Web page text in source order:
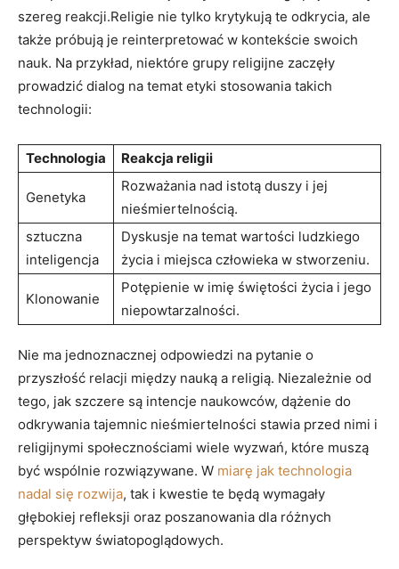
szereg reakcji.Religie nie tylko krytykują te odkrycia, ale
także próbują je reinterpretować w kontekście swoich
nauk. Na przykład, niektóre grupy religijne zaczęły
prowadzić dialog na temat etyki stosowania takich
technologii:
Technologia Reakcja religii
Genetyka
Rozważania nad istotą duszy i jej
nieśmiertelnością.
sztuczna
inteligencja
Dyskusje na temat wartości ludzkiego
życia i miejsca człowieka w stworzeniu.
Klonowanie
Potępienie w imię świętości życia i jego
niepowtarzalności.
Nie ma jednoznacznej odpowiedzi na pytanie o
przyszłość relacji między nauką a religią. Niezależnie od
tego, jak szczere są intencje naukowców, dążenie do
odkrywania tajemnic nieśmiertelności stawia przed nimi i
religijnymi społecznościami wiele wyzwań, które muszą
być wspólnie rozwiązywane. W miarę jak technologia
nadal się rozwija, tak i kwestie te będą wymagały
głębokiej refleksji oraz poszanowania dla różnych
perspektyw światopoglądowych.